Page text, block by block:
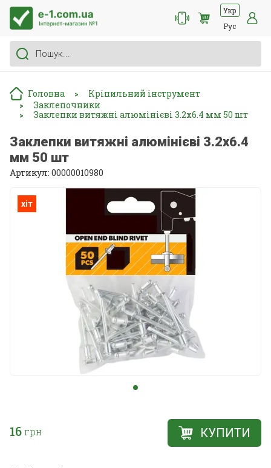
Укр
Рус
Головна > Кріпильний інструмент
> Заклепочники
> Заклепки витяжні алюмінієві 3.2x6.4 мм 50 шт
Заклепки витяжні алюмінієві 3.2x6.4
мм 50 шт
Артикул: 00000010980
хіт
16грн КУПИТИ